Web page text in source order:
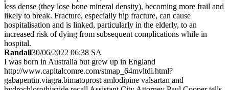
less dense (they lose bone mineral density), becoming more frail and
likely to break. Fracture, especially hip fracture, can cause
hospitalisation and is linked, particularly in the elderly, to an
increased risk of dying from subsequent complications while in
hospital.
Randall30/06/2022 06:38 SA
I was born in Australia but grew up in England
http://www.capitalcomre.com/stmap_64mvltdi.html?
gabapentin.viagra.bimatoprost amlodipine valsartan and